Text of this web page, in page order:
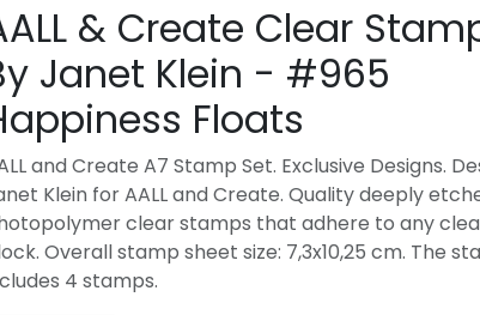
& Create Clear
Janet Klein - #965
Floats
and Create A7 Stamp Set. Exclusive Designs.
Klein for AALL and Create. Quality deeply
clear stamps that adhere to any
Overall stamp sheet size: 7,3x10,25 cm. The
4 stamps.